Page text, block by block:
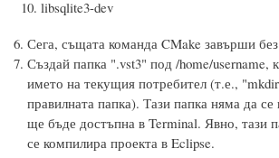
libsqlite3-dev
Сега, същата команда CMake завърши
Създай папка ".vst3" под /home/username,
името на текущия потребител (т.е.,
правилната папка). Тази папка няма да
ще бъде достъпна в Terminal. Явно, тази
се компилира проекта в Eclipse.